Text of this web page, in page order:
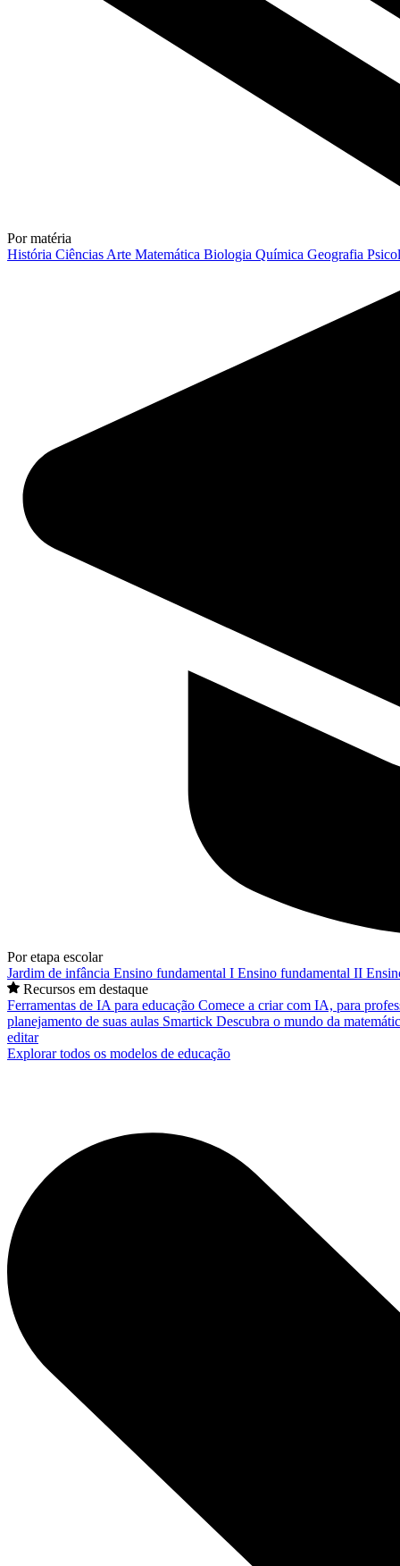
Por matéria
História Ciências Arte Matemática Biologia Química Geografia
Por etapa escolar
Jardim de infância Ensino fundamental I Ensino fundamental II
Recursos em destaque
Ferramentas de IA para educação Comece a criar com IA, para
planejamento de suas aulas Smartick Descubra o mundo da
editar
Explorar todos os modelos de educação